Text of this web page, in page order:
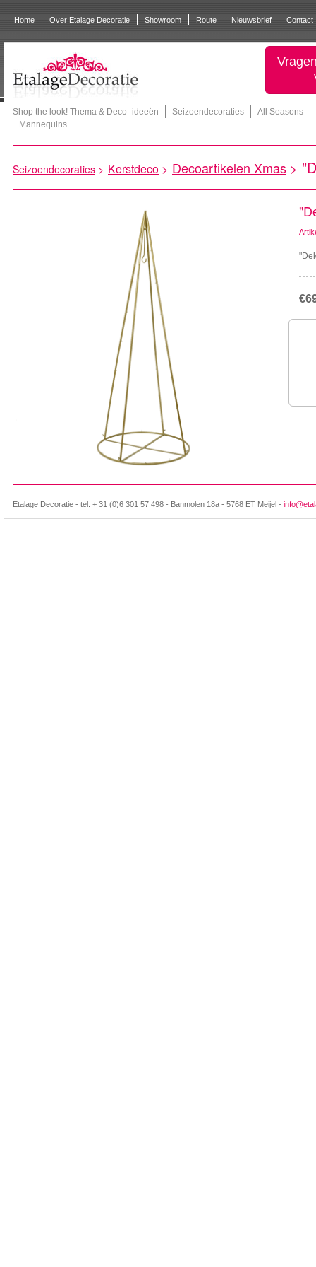
Home Over Etalage Decoratie Showroom Route Nieuwsbrief Contact
Shop the look! Thema & Deco -ideeën Seizoendecoraties
All Seasons
Mannequins
Seizoendecoraties > Kerstdeco > Decoartikelen Xmas >
Etalage Decoratie - tel. + 31 (0)6 301 57 498 - Banmolen 18a - 5768 ET Meijel -